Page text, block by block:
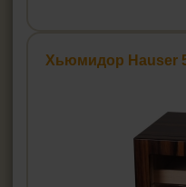
Хьюмидор Hauser